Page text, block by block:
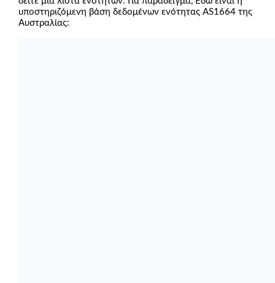
υποστηριζόμενη βάση δεδομένων ενότητας AS1664 της
Αυστραλίας: